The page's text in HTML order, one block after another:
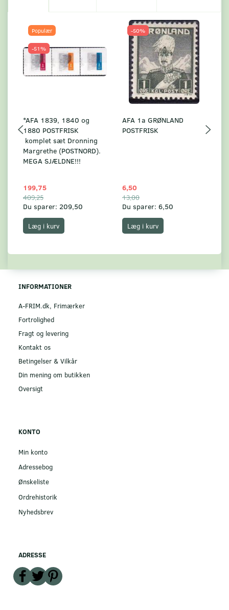
Populær
-51%
*AFA 1839, 1840 og
1880 POSTFRISK
komplet sæt Dronning
Margrethe (POSTNORD).
MEGA SJÆLDNE!!!
199,75
409,25
Du sparer: 209,50
Læg i kurv
-50%
AFA 1a GRØNLAND
POSTFRISK
6,50
13,00
Du sparer: 6,50
Læg i kurv
INFORMATIONER
A-FRIM.dk, Frimærker
Fortrolighed
Fragt og levering
Kontakt os
Betingelser & Vilkår
Din mening om butikken
Oversigt
KONTO
Min konto
Adressebog
Ønskeliste
Ordrehistorik
Nyhedsbrev
ADRESSE